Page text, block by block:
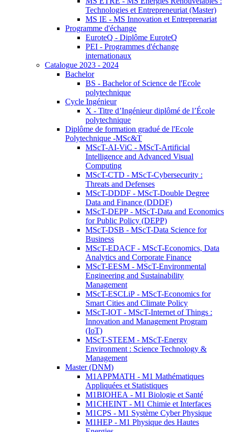
Technologies et Entrepreneuriat (Master)
MS IE - MS Innovation et Entreprenariat
Programme d'échange
EuroteQ - Diplôme EuroteQ
PEI - Programmes d'échange
internationaux
Catalogue 2023 - 2024
Bachelor
BS - Bachelor of Science de l'Ecole
polytechnique
Cycle Ingénieur
X - Titre d’Ingénieur diplômé de l’École
polytechnique
Diplôme de formation gradué de l'Ecole
Polytechnique -MSc&T
MScT-AI-ViC - MScT-Artificial
Intelligence and Advanced Visual
Computing
MScT-CTD - MScT-Cybersecurity :
Threats and Defenses
MScT-DDDF - MScT-Double Degree
Data and Finance (DDDF)
MScT-DEPP - MScT-Data and Economics
for Public Policy (DEPP)
MScT-DSB - MScT-Data Science for
Business
MScT-EDACF - MScT-Economics, Data
Analytics and Corporate Finance
MScT-EESM - MScT-Environmental
Engineering and Sustainability
Management
MScT-ESCLiP - MScT-Economics for
Smart Cities and Climate Policy
MScT-IOT - MScT-Internet of Things :
Innovation and Management Program
(IoT)
MScT-STEEM - MScT-Energy
Environment : Science Technology &
Management
Master (DNM)
M1APPMATH - M1 Mathématiques
Appliquées et Statistiques
M1BIOHEA - M1 Biologie et Santé
M1CHEINT - M1 Chimie et Interfaces
M1CPS - M1 Système Cyber Physique
M1HEP - M1 Physique des Hautes